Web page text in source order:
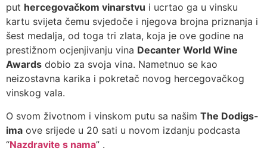
put hercegovačkom vinarstvu i ucrtao ga u vinsku
kartu svijeta čemu svjedoče i njegova brojna priznanja i
šest medalja, od toga tri zlata, koja je ove godine na
prestižnom ocjenjivanju vina Decanter World Wine
Awards dobio za svoja vina. Nametnuo se kao
neizostavna karika i pokretač novog hercegovačkog
vinskog vala.
O svom životnom i vinskom putu sa našim The Dodigs-
ima ove srijede u 20 sati u novom izdanju podcasta
“Nazdravite s nama” .